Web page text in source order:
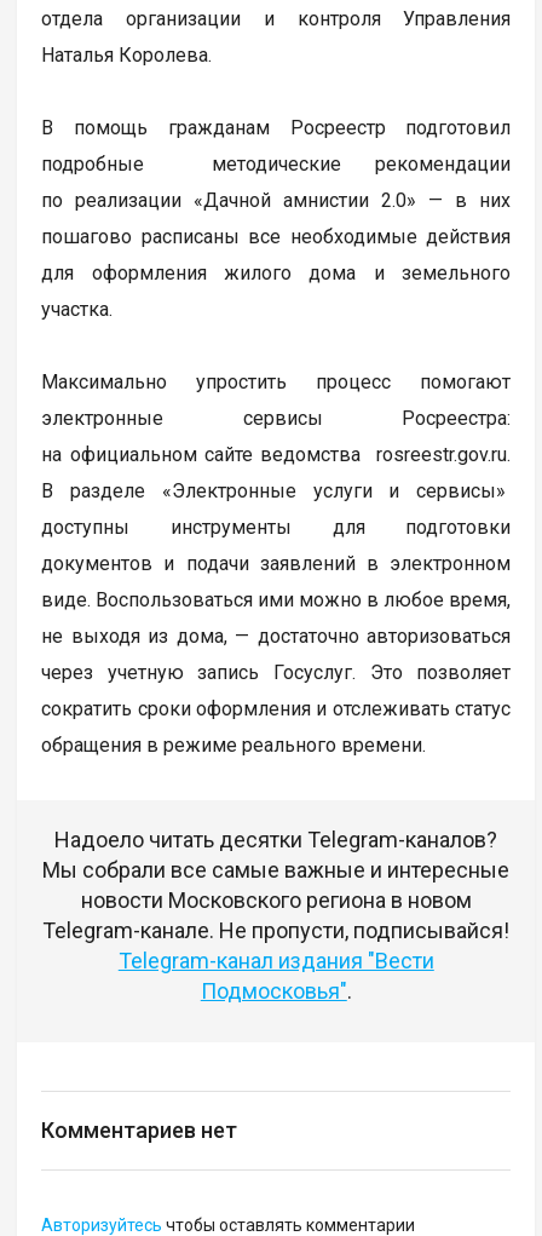
отдела организации и контроля Управления
Наталья Королева.
В помощь гражданам Росреестр подготовил
подробные методические рекомендации
по реализации «Дачной амнистии 2.0» — в них
пошагово расписаны все необходимые действия
для оформления жилого дома и земельного
участка.
Максимально упростить процесс помогают
электронные сервисы Росреестра:
на официальном сайте ведомства rosreestr.gov.ru.
В разделе «Электронные услуги и сервисы»
доступны инструменты для подготовки
документов и подачи заявлений в электронном
виде. Воспользоваться ими можно в любое время,
не выходя из дома, — достаточно авторизоваться
через учетную запись Госуслуг. Это позволяет
сократить сроки оформления и отслеживать статус
обращения в режиме реального времени.
Надоело читать десятки Telegram-каналов?
Мы собрали все самые важные и интересные
новости Московского региона в новом
Telegram-канале. Не пропусти, подписывайся!
Telegram-канал издания "Вести
Подмосковья".
Комментариев нет
Авторизуйтесь чтобы оставлять комментарии